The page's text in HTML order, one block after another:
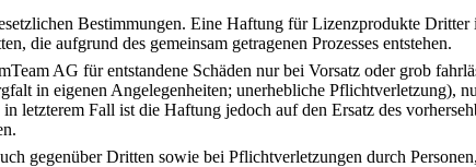
Bestimmungen. Eine Haftung für Lizenzprodukte
die aufgrund des gemeinsam getragenen Prozesses entstehen.
AG für entstandene Schäden nur bei Vorsatz oder grob
in eigenen Angelegenheiten; unerhebliche Pflichtverletzung),
letzterem Fall ist die Haftung jedoch auf den Ersatz des
gegenüber Dritten sowie bei Pflichtverletzungen durch